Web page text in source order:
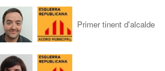
Primer tinent d'alcalde